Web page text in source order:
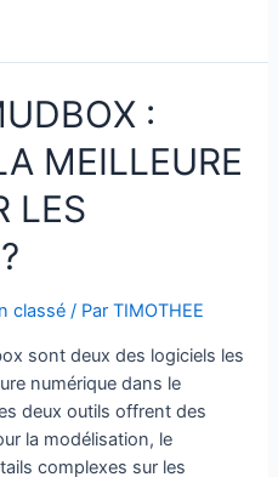
:
MEILLEURE
LES
classé / ParTIMOTHEE
sont deux des logiciels les
numérique dans le
deux outils offrent des
la modélisation, le
complexes sur les